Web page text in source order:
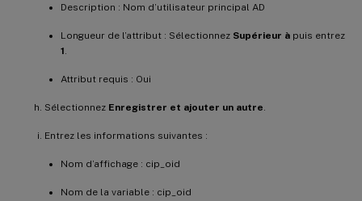
Description : Nom d’utilisateur principal AD
Longueur de l’attribut : Sélectionnez Supérieur à puis entrez
1
Attribut requis : Oui
Sélectionnez Enregistrer et ajouter un autre
Entrez les informations suivantes :
Nom d’affichage : cip_oid
Nom de la variable : cip_oid